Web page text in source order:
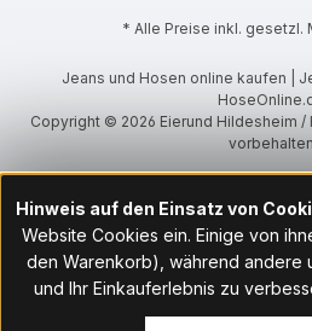
* Alle Preise inkl. gesetzl.
Jeans und Hosen online kaufen |
Copyright © 2026 Eierund Hildesheim
vorbehalten
Hinweis auf den Einsatz von
Website Cookies ein. Einige von
den Warenkorb), während andere
und Ihr Einkauferlebnis zu
notwendigen Cookies mit Klick auf